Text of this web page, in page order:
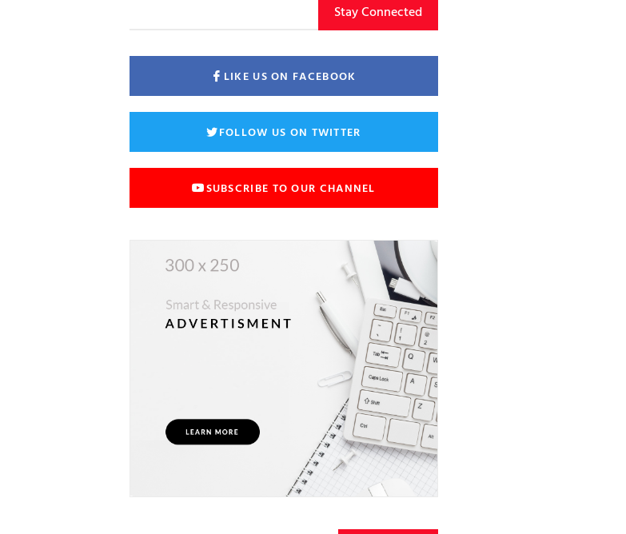
Stay Connected
LIKE US ON FACEBOOK
FOLLOW US ON TWITTER
SUBSCRIBE TO OUR CHANNEL